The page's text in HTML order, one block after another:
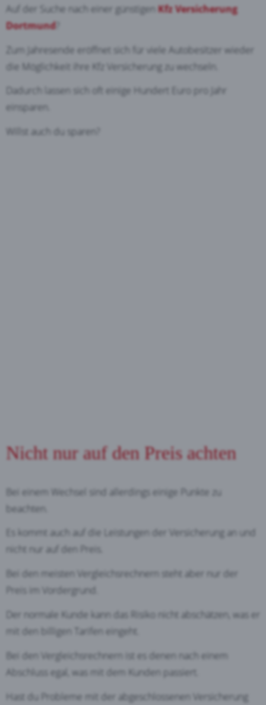
Auf der Suche nach einer günstigen Kfz Versicherung
Dortmund
Zum Jahresende eröffnet sich für viele Autobesitzer wieder
die Möglichkeit ihre Kfz Versicherung zu wechseln.
Dadurch lassen sich oft einige Hundert Euro pro Jahr
einsparen.
Willst auch du sparen?
Nicht nur auf den Preis achten
Bei einem Wechsel sind allerdings einige Punkte zu
beachten.
Es kommt auch auf die Leistungen der Versicherung an und
nicht nur auf den Preis.
Bei den meisten Vergleichsrechnern steht aber nur der
Preis im Vordergrund.
Der normale Kunde kann das Risiko nicht abschätzen, was er
mit den billigen Tarifen eingeht.
Bei den Vergleichsrechnern ist es denen nach einem
Abschluss egal, was mit dem Kunden passiert.
Hast du Probleme mit der abgeschlossenen Versicherung